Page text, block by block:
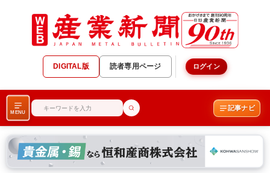
DIGITAL版 読者専用ページ ログイン
MENU
記事ナビ